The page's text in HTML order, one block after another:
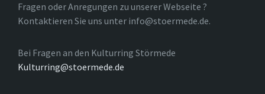
Fragen oder Anregungen zu unserer Webseite ?
Kontaktieren Sie uns unter info@stoermede.de.
Bei Fragen an den Kulturring Störmede
Kulturring@stoermede.de